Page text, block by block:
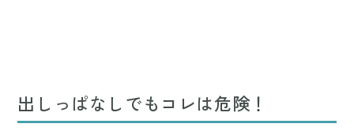
出しっぱなしでもコレは危険！